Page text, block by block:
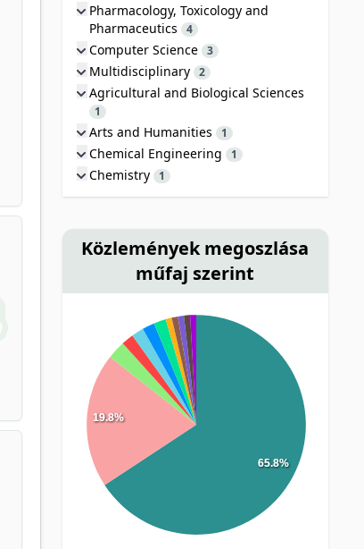
Pharmacology, Toxicology and
Pharmaceutics
4
Computer Science 3
Multidisciplinary 2
Agricultural and Biological Sciences
1
Arts and Humanities 1
Chemical Engineering 1
Chemistry 1
Közlemények megoszlása
műfaj szerint
65.8%
19.8%